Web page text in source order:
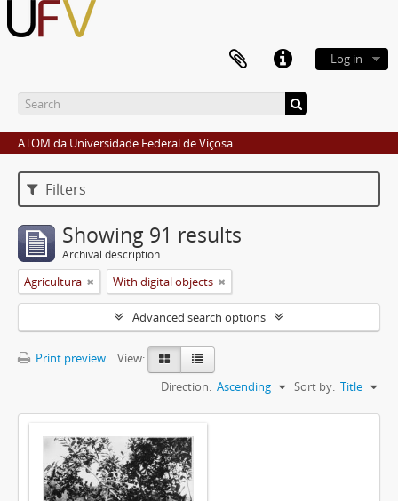
Log in
ATOM da Universidade Federal de Viçosa
Filters
Showing 91 results
Archival description
Agricultura With digital objects
Advanced search options
Print preview
View:
Sort by: Title
Direction: Ascending